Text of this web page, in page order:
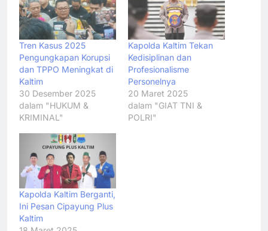
Tren Kasus 2025
Pengungkapan Korupsi
dan TPPO Meningkat di
Kaltim
30 Desember 2025
dalam "HUKUM &
KRIMINAL"
Kapolda Kaltim Tekan
Kedisiplinan dan
Profesionalisme
Personelnya
20 Maret 2025
dalam "GIAT TNI &
POLRI"
Kapolda Kaltim Berganti,
Ini Pesan Cipayung Plus
Kaltim